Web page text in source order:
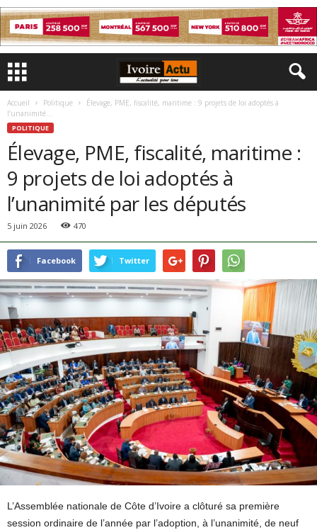
Accueil Politique
Élevage, PME, fiscalité, maritime : 9 projets de loi adoptés à
l’unanimité...
POLITIQUE
Élevage, PME, fiscalité, maritime :
9 projets de loi adoptés à
l’unanimité par les députés
5 juin 2026 470
Facebook Twitter
L’Assemblée nationale de Côte d’Ivoire a clôturé sa première
session ordinaire de l’année par l’adoption, à l’unanimité, de neuf